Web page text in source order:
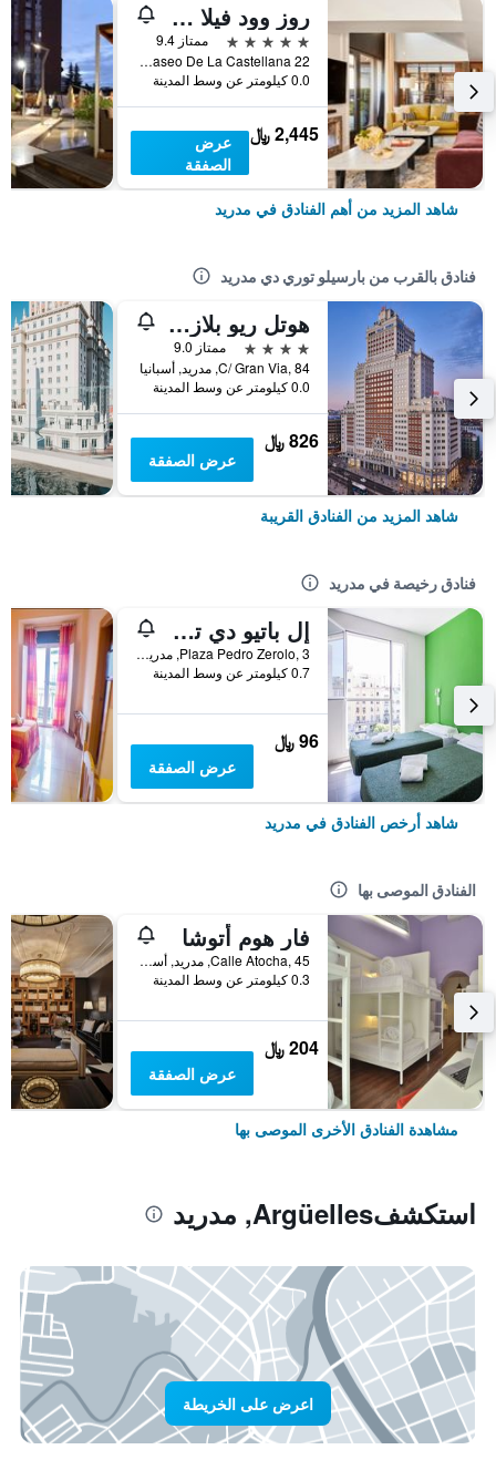
روز وود فيلا ماجنا
5 نجوم
ممتاز 9.4
Paseo De La Castellana 22, مدريد, أسبانيا
0.0 كيلومتر عن وسط المدينة
2,445 ﷼
عرض
الصفقة
شاهد المزيد من أهم الفنادق في مدريد
فنادق بالقرب من بارسيلو توري دي مدريد
هوتل ريو بلازا إسبانيا
4 نجوم
ممتاز 9.0
C/ Gran Via, 84, مدريد, أسبانيا
0.0 كيلومتر عن وسط المدينة
826 ﷼
عرض الصفقة
شاهد المزيد من الفنادق القريبة
فنادق رخيصة في مدريد
إل باتيو دي تشويكا - هوستل
Plaza Pedro Zerolo, 3, مدريد, أسبانيا
0.7 كيلومتر عن وسط المدينة
96 ﷼
عرض الصفقة
شاهد أرخص الفنادق في مدريد
الفنادق الموصى بها
فار هوم أتوشا
Calle Atocha, 45, مدريد, أسبانيا
0.3 كيلومتر عن وسط المدينة
204 ﷼
عرض الصفقة
مشاهدة الفنادق الأخرى الموصى بها
استكشفArgüelles, مدريد
اعرض على الخريطة